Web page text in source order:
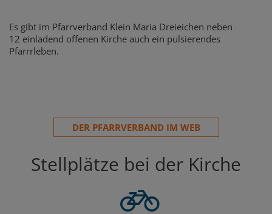
Es gibt im Pfarrverband Klein Maria Dreieichen neben
12 einladend offenen Kirche auch ein pulsierendes
Pfarrrleben.
DER PFARRVERBAND IM WEB
Stellplätze bei der Kirche